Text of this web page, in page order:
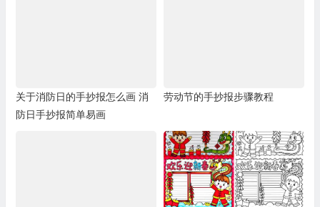
关于消防日的手抄报怎么画 消
防日手抄报简单易画
劳动节的手抄报步骤教程